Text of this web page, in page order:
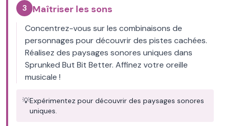
3 Maîtriser les sons
Concentrez-vous sur les combinaisons de
personnages pour découvrir des pistes cachées.
Réalisez des paysages sonores uniques dans
Sprunked But Bit Better. Affinez votre oreille
musicale !
💡Expérimentez pour découvrir des paysages sonores
uniques.